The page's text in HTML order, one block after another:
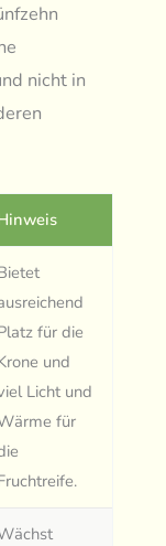
nicht in
für die
und
Licht und
für